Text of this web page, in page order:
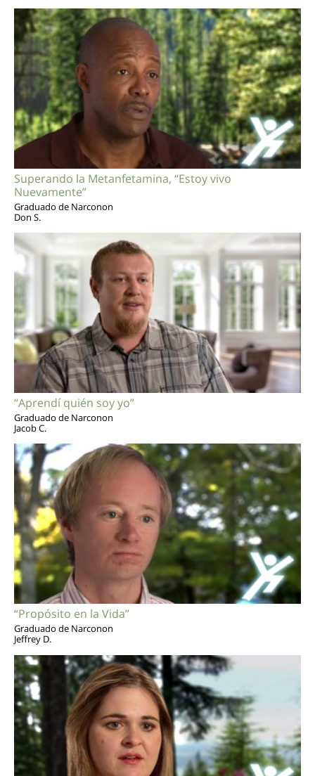
Superando la Metanfetamina, “Estoy vivo
Nuevamente”
Graduado de Narconon
Don S.
“Aprendí quién soy yo”
Graduado de Narconon
Jacob C.
“Propósito en la Vida”
Graduado de Narconon
Jeffrey D.